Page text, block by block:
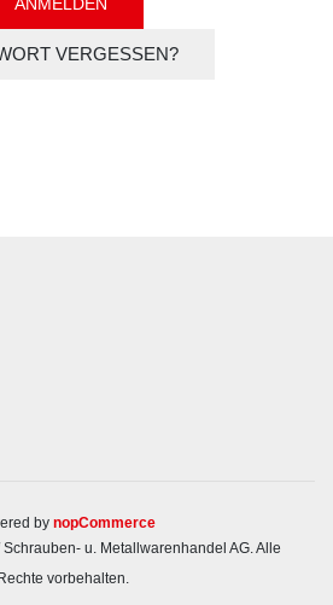
VERGESSEN?
by nopCommerce
u. Metallwarenhandel AG. Alle
Rechte vorbehalten.